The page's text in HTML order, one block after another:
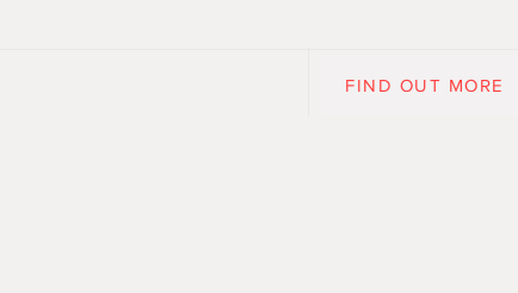
FIND OUT MORE